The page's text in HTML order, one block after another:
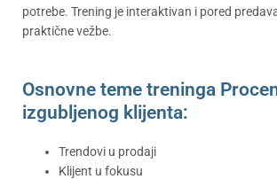
potrebe. Trening je interaktivan i pored
praktične vežbe.
Osnovne teme treninga
izgubljenog klijenta:
Trendovi u prodaji
Klijent u fokusu